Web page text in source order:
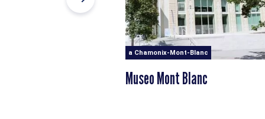
a Chamonix-Mont-Blanc
Museo Mont Blanc